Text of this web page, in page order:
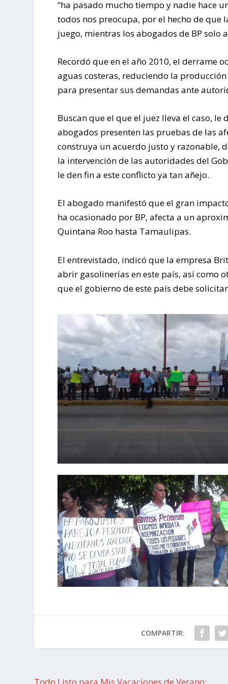
“ha pasado mucho tiempo y nadie hace
todos nos preocupa, por el hecho de que
juego, mientras los abogados de BP solo
Recordó que en el año 2010, el derrame
aguas costeras, reduciendo la
para presentar sus demandas ante
Buscan que el que el juez lleva el caso,
abogados presenten las pruebas de las
construya un acuerdo justo y razonable,
la intervención de las autoridades del
le den fin a este conflicto ya tan añejo.
El abogado manifestó que el gran
ha ocasionado por BP, afecta a un
Quintana Roo hasta Tamaulipas.
El entrevistado, indicó que la empresa
abrir gasolinerías en este país, así como
que el gobierno de este país debe
COMPARTIR: